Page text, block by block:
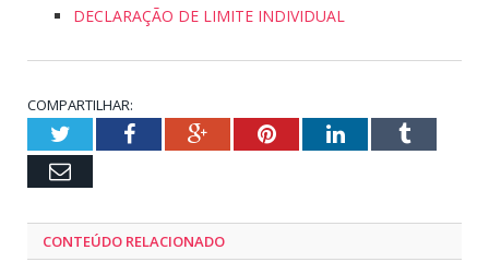
DECLARAÇÃO DE LIMITE INDIVIDUAL
COMPARTILHAR:
TwitterFacebookGoogle+PinterestLinkedInTumblr
Email
CONTEÚDO RELACIONADO